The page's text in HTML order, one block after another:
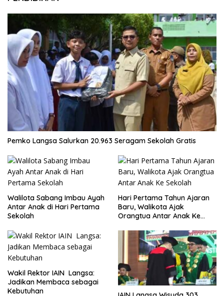
Pemko Langsa Salurkan 20.963 Seragam Sekolah Gratis
Walilota Sabang Imbau Ayah
Antar Anak di Hari Pertama
Sekolah
Hari Pertama Tahun Ajaran
Baru, Walikota Ajak
Orangtua Antar Anak Ke
Wakil Rektor IAIN Langsa:
Jadikan Membaca sebagai
Kebutuhan